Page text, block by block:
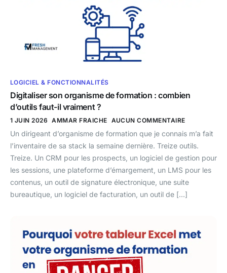
LOGICIEL & FONCTIONNALITÉS
Digitaliser son organisme de formation : combien
d’outils faut-il vraiment ?
1 JUIN 2026 AMMAR FRAICHE AUCUN COMMENTAIRE
Un dirigeant d’organisme de formation que je connais m’a fait
l’inventaire de sa stack la semaine dernière. Treize outils.
Treize. Un CRM pour les prospects, un logiciel de gestion pour
les sessions, une plateforme d’émargement, un LMS pour les
contenus, un outil de signature électronique, une suite
bureautique, un logiciel de facturation, un outil de […]